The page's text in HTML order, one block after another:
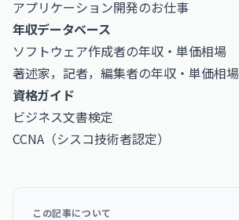
アプリケーション開発のお仕事
年収データベース
ソフトウェア作成者の年収・単価相場
著述家，記者，編集者の年収・単価相場
資格ガイド
ビジネス文書検定
CCNA（シスコ技術者認定）
この記事について